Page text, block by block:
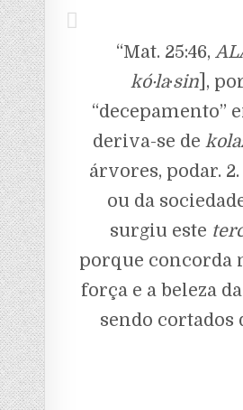
“Mat. 25:46,
kó·la·sin],
“decepamento”
deriva-se de
árvores, podar. 2.
ou da
surgiu este
porque concorda
força e a beleza
sendo cortados